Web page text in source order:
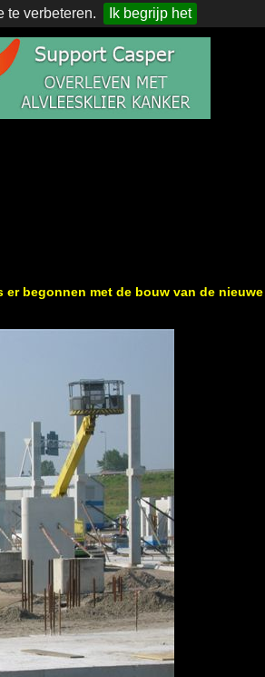
te verbeteren. Ik begrijp het
er begonnen met de bouw van de nieuwe